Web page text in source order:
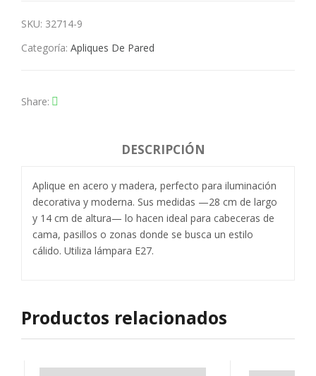
SKU: 32714-9
Categoría: Apliques De Pared
Share
DESCRIPCIÓN
Aplique en acero y madera, perfecto para iluminación
decorativa y moderna. Sus medidas —28 cm de largo
y 14 cm de altura— lo hacen ideal para cabeceras de
cama, pasillos o zonas donde se busca un estilo
cálido. Utiliza lámpara E27.
Productos relacionados